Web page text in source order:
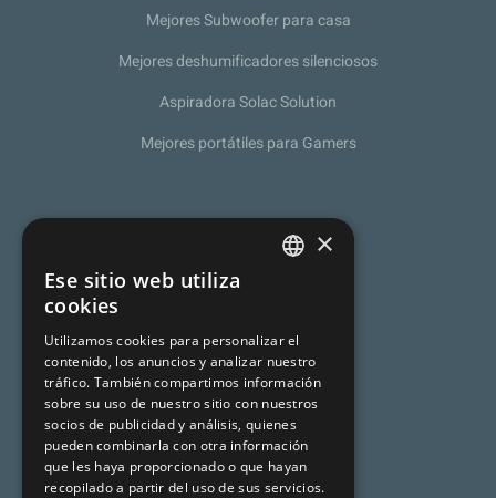
Mejores Subwoofer para casa
Mejores deshumificadores silenciosos
Aspiradora Solac Solution
Mejores portátiles para Gamers
Sobre nosotros
Política de Privacidad
Aviso legal
Premsa
Mundo Turismo
ENGLISH
×
Ese sitio web utiliza
cookies
Utilizamos cookies para personalizar el
contenido, los anuncios y analizar nuestro
tráfico. También compartimos información
sobre su uso de nuestro sitio con nuestros
socios de publicidad y análisis, quienes
pueden combinarla con otra información
que les haya proporcionado o que hayan
recopilado a partir del uso de sus servicios.